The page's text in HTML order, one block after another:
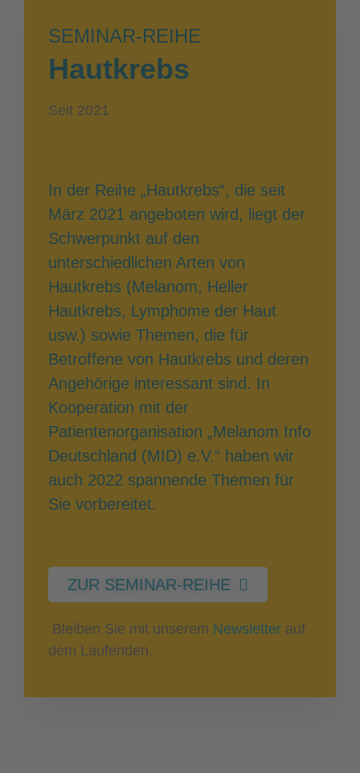
SEMINAR-REIHE
Hautkrebs
Seit 2021
In der Reihe „Hautkrebs“, die seit
März 2021 angeboten wird, liegt der
Schwerpunkt auf den
unterschiedlichen Arten von
Hautkrebs (Melanom, Heller
Hautkrebs, Lymphome der Haut
usw.) sowie Themen, die für
Betroffene von Hautkrebs und deren
Angehörige interessant sind. In
Kooperation mit der
Patientenorganisation „Melanom Info
Deutschland (MID) e.V.“ haben wir
auch 2022 spannende Themen für
Sie vorbereitet.
ZUR SEMINAR-REIHE
Bleiben Sie mit unserem Newsletter auf
dem Laufenden.